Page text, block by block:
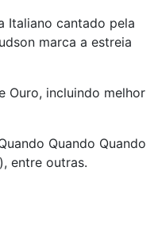
Italiano cantado pela
marca a estreia
Ouro, incluindo melhor
Quando Quando
entre outras.